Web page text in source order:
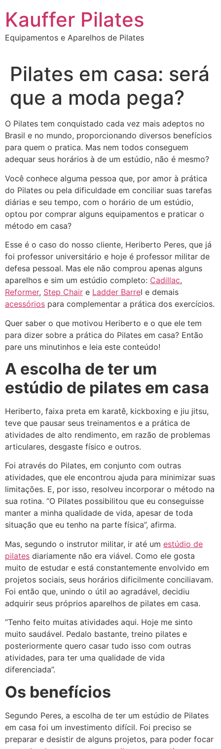
para
conteúdo
Kauffer Pilates
Equipamentos e Aparelhos de Pilates
Pilates em casa: será
que a moda pega?
O Pilates tem conquistado cada vez mais adeptos no
Brasil e no mundo, proporcionando diversos benefícios
para quem o pratica. Mas nem todos conseguem
adequar seus horários à de um estúdio, não é mesmo?
Você conhece alguma pessoa que, por amor à prática
do Pilates ou pela dificuldade em conciliar suas tarefas
diárias e seu tempo, com o horário de um estúdio,
optou por comprar alguns equipamentos e praticar o
método em casa?
Esse é o caso do nosso cliente, Heriberto Peres, que já
foi professor universitário e hoje é professor militar de
defesa pessoal. Mas ele não comprou apenas alguns
aparelhos e sim um estúdio completo: Cadillac,
Reformer, Step Chair e Ladder Barrel e demais
acessórios para complementar a prática dos exercícios.
Quer saber o que motivou Heriberto e o que ele tem
para dizer sobre a prática do Pilates em casa? Então
pare uns minutinhos e leia este conteúdo!
A escolha de ter um
estúdio de pilates em casa
Heriberto, faixa preta em karatê, kickboxing e jiu jitsu,
teve que pausar seus treinamentos e a prática de
atividades de alto rendimento, em razão de problemas
articulares, desgaste físico e outros.
Foi através do Pilates, em conjunto com outras
atividades, que ele encontrou ajuda para minimizar suas
limitações. E, por isso, resolveu incorporar o método na
sua rotina. “O Pilates possibilitou que eu conseguisse
manter a minha qualidade de vida, apesar de toda
situação que eu tenho na parte física”, afirma.
Mas, segundo o instrutor militar, ir até um estúdio de
pilates diariamente não era viável. Como ele gosta
muito de estudar e está constantemente envolvido em
projetos sociais, seus horários dificilmente conciliavam.
Foi então que, unindo o útil ao agradável, decidiu
adquirir seus próprios aparelhos de pilates em casa.
“Tenho feito muitas atividades aqui. Hoje me sinto
muito saudável. Pedalo bastante, treino pilates e
posteriormente quero casar tudo isso com outras
atividades, para ter uma qualidade de vida
diferenciada”.
Os benefícios
Segundo Peres, a escolha de ter um estúdio de Pilates
em casa foi um investimento difícil. Foi preciso se
preparar e desistir de alguns projetos, para poder focar